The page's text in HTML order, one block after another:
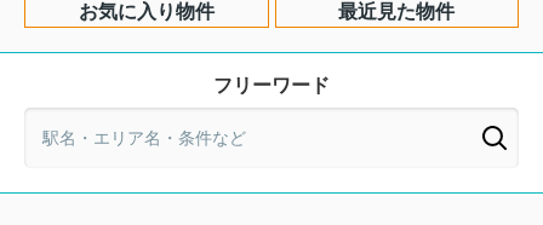
お気に入り物件 最近見た物件
フリーワード